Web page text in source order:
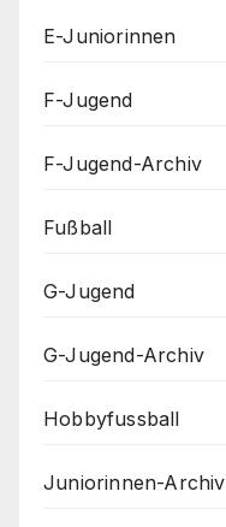
E-Juniorinnen
F-Jugend
F-Jugend-Archiv
Fußball
G-Jugend
G-Jugend-Archiv
Hobbyfussball
Juniorinnen-Archiv